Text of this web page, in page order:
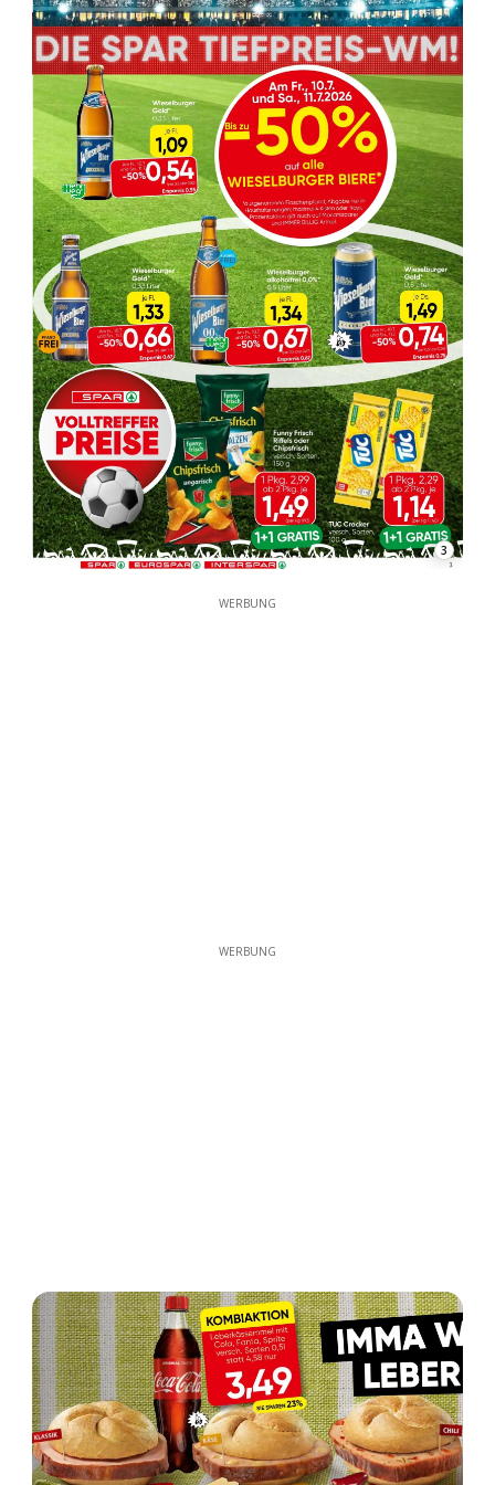
3
WERBUNG
WERBUNG